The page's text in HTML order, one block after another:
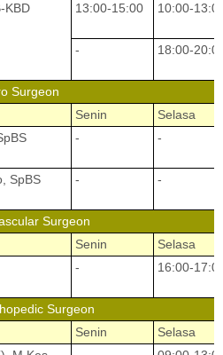
KBD 13:00-15:00 10:00-
- 18:00-
Surgeon
Senin
Selasa
- -
SpBS - -
Surgeon
Senin
Selasa
- 16:00-
Surgeon
Senin
Selasa